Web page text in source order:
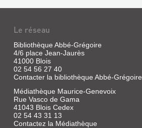
Le réseau
Bibliothèque Abbé-Grégoire
4/6 place Jean-Jaurès
41000 Blois
02 54 56 27 40
Contacter la bibliothèque Abbé-Grégoire
Médiathèque Maurice-Genevoix
Rue Vasco de Gama
41043 Blois Cedex
02 54 43 31 13
Contactez la Médiathèque